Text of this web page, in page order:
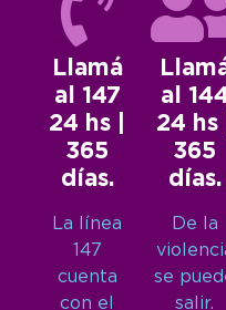
Llamá
al 147
24 hs |
365
días.
La línea
147
cuenta
con el
al
24 hs |
365
días.
De la
se
salir.